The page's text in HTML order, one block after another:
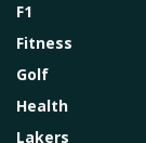
F1
Fitness
Golf
Health
Lakers